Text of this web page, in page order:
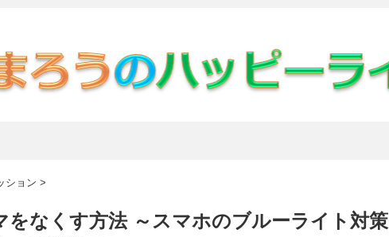
ション >
をなくす方法 ～スマホのブルーライト対策